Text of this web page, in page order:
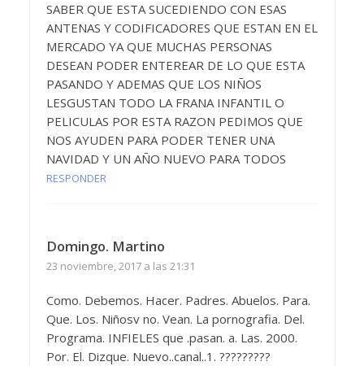
SABER QUE ESTA SUCEDIENDO CON ESAS
ANTENAS Y CODIFICADORES QUE ESTAN EN EL
MERCADO YA QUE MUCHAS PERSONAS
DESEAN PODER ENTEREAR DE LO QUE ESTA
PASANDO Y ADEMAS QUE LOS NIÑOS
LESGUSTAN TODO LA FRANA INFANTIL O
PELICULAS POR ESTA RAZON PEDIMOS QUE
NOS AYUDEN PARA PODER TENER UNA
NAVIDAD Y UN AÑO NUEVO PARA TODOS
RESPONDER
Domingo. Martino
23 noviembre, 2017 a las 21:31
Como. Debemos. Hacer. Padres. Abuelos. Para.
Que. Los. Niñosv no. Vean. La pornografia. Del.
Programa. INFIELES que .pasan. a. Las. 2000.
Por. El. Dizque. Nuevo..canal..1. ?????????